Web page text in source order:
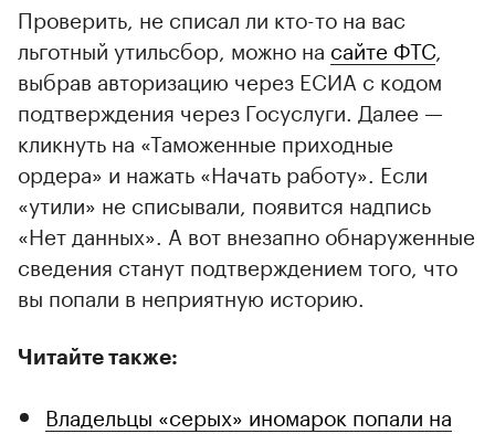
Проверить, не списал ли кто-то на вас
льготный утильсбор, можно на сайте ФТС,
выбрав авторизацию через ЕСИА с кодом
подтверждения через Госуслуги. Далее —
кликнуть на «Таможенные приходные
ордера» и нажать «Начать работу». Если
«утили» не списывали, появится надпись
«Нет данных». А вот внезапно обнаруженные
сведения станут подтверждением того, что
вы попали в неприятную историю.
Читайте также:
Владельцы «серых» иномарок попали на